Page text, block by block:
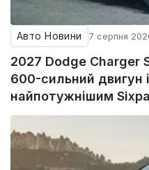
Авто Новини 7 серпня
2027 Dodge Charger
600-сильний двигун
найпотужнішим